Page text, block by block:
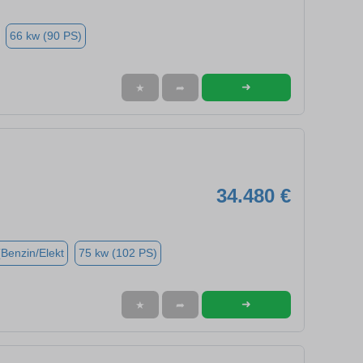
66 kw (90 PS)
★ ➦ ➜
34.480 €
Elekt 75 kw (102 PS)
★ ➦ ➜